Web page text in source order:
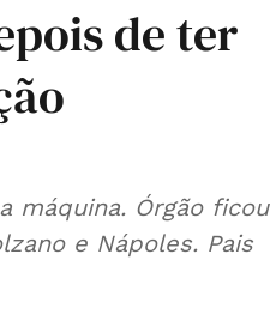
de ter
máquina. Órgão ficou
e Nápoles. Pais